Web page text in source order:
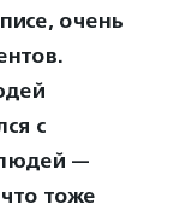
очень
с
—
тоже